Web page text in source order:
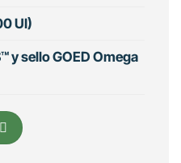
UI)
y sello GOED Omega